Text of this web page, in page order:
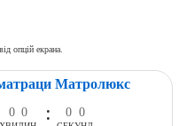
опцій екрана.
Матролюкс
0 0 : 0 0